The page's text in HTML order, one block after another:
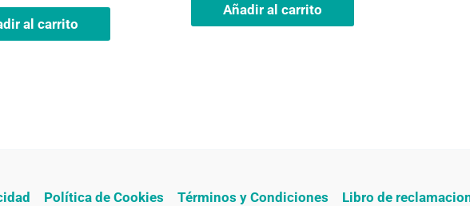
al carrito
Añadir al carrito
Política de Cookies Términos y Condiciones Libro de